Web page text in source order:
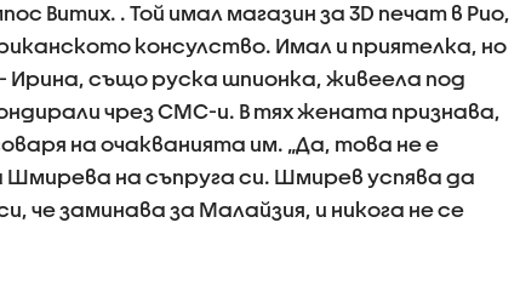
Витих. . Той имал магазин за 3D печат в Рио,
консулство. Имал и приятелка, но
също руска шпионка, живеела под
чрез СМС-и. В тях жената признава,
на очакванията им. „Да, това не е
на съпруга си. Шмирев успява да
че заминава за Малайзия, и никога не се